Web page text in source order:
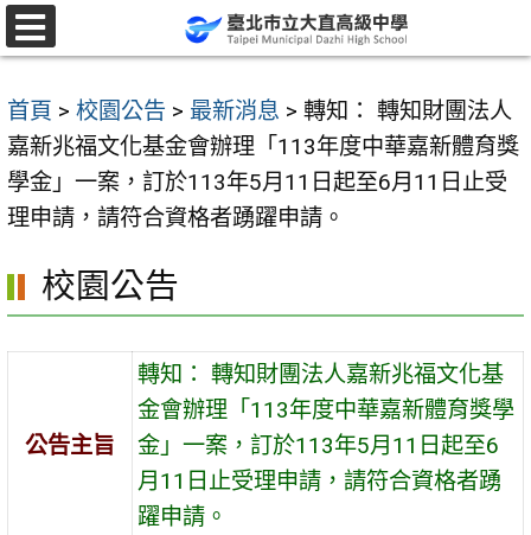
跳
至
要
內
容
區
首頁 > 校園公告 > 最新消息 > 轉知： 轉知財團法人
嘉新兆福文化基金會辦理「113年度中華嘉新體育獎
學金」一案，訂於113年5月11日起至6月11日止受
理申請，請符合資格者踴躍申請。
校園公告
公告主旨
轉知： 轉知財團法人嘉新兆福文化基
金會辦理「113年度中華嘉新體育獎學
金」一案，訂於113年5月11日起至6
月11日止受理申請，請符合資格者踴
躍申請。
選
單